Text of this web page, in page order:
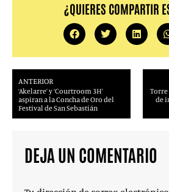
¿QUIERES COMPARTIR
ANTERIOR
‘Akelarre’ y ‘Courtroom 3H’
aspiran a la Concha de Oro del
Festival de San Sebastián
Torre
de
DEJA UN COMENTARIO